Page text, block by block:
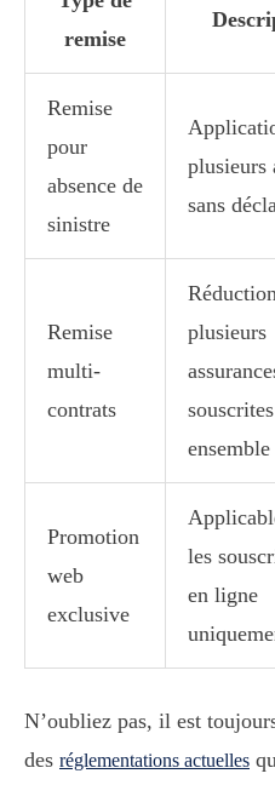
remise
Remise
pour
absence de
sinistre
plusieurs
sans
Remise
multi-
contrats
plusieurs
souscrites
ensemble
Promotion
web
exclusive
les
en ligne
N’oubliez pas, il est
des réglementations actuelles